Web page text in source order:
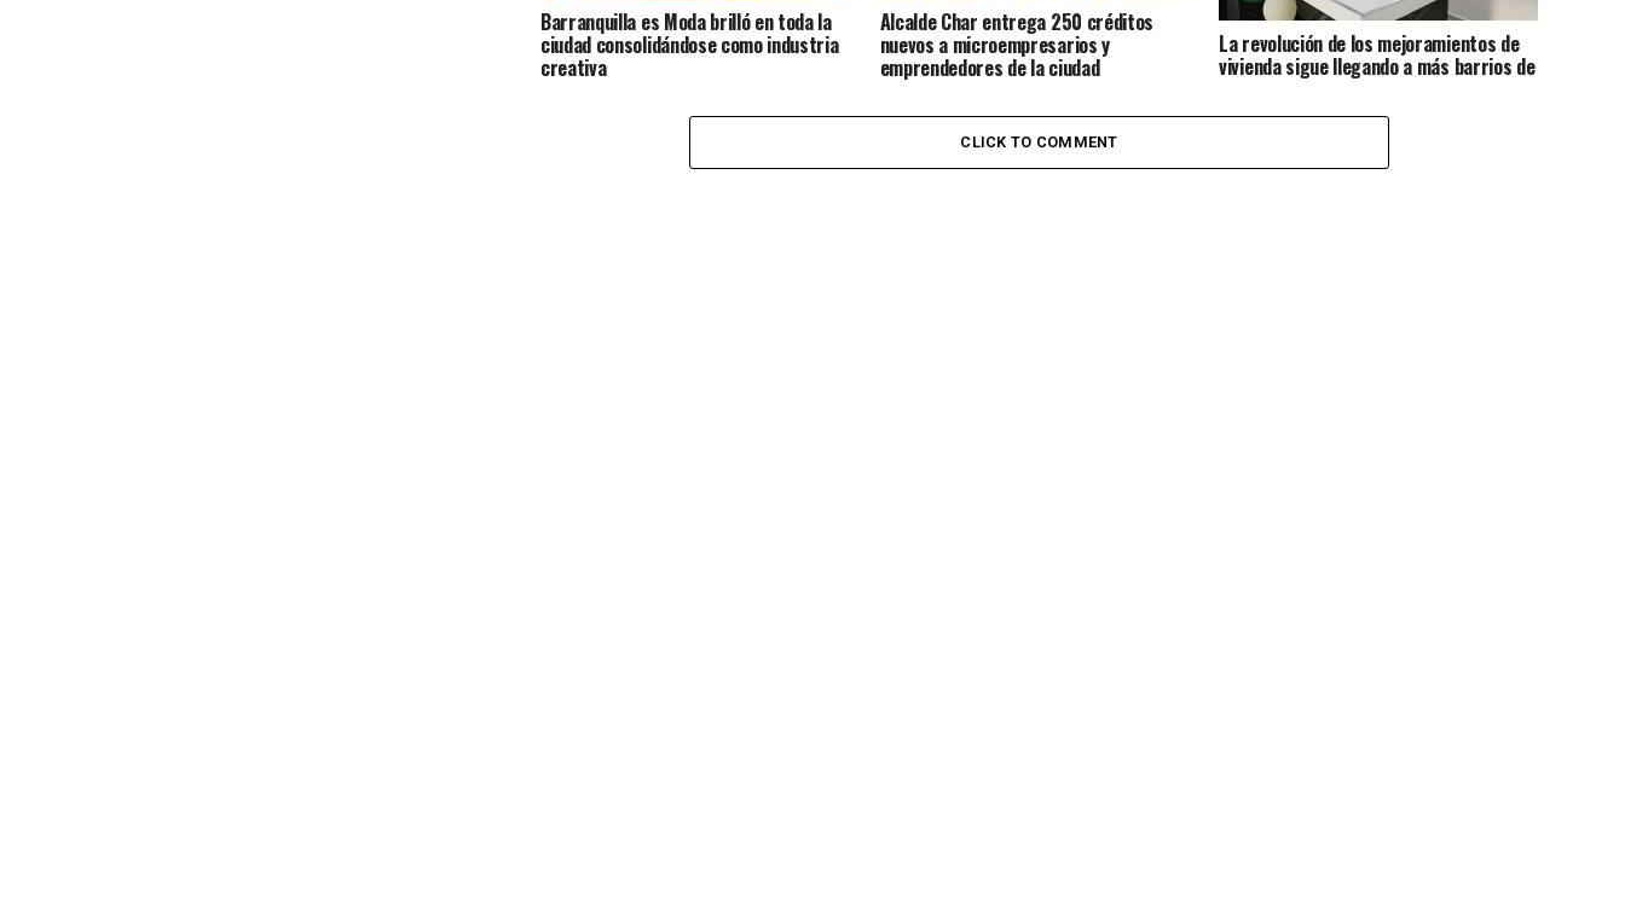
Barranquilla es Moda brilló en toda la
ciudad consolidándose como industria
creativa
Alcalde Char entrega 250 créditos
nuevos a microempresarios y
emprendedores de la ciudad
La revolución de los mejoramientos de
vivienda sigue llegando a más barrios de
CLICK TO COMMENT